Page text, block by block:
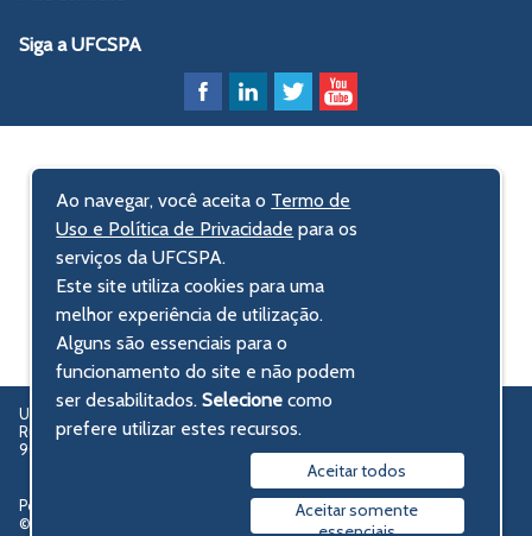
Siga a UFCSPA
UFCSPA – Universidade Federal de Ciências da Saúde de Porto Alegre
Rua Sarmento Leite, 245 - Centro Histórico
90050-170 Porto Alegre, RS, Brasil
Política de privacidade
© 2009-2026 UFCSPA
Ao navegar, você aceita o Termo de
Uso e Política de Privacidade para os
serviços da UFCSPA.
Este site utiliza cookies para uma
melhor experiência de utilização.
Alguns são essenciais para o
funcionamento do site e não podem
ser desabilitados.Selecionecomo
prefere utilizar estes recursos.
Aceitar todos
Aceitar somente
essenciais